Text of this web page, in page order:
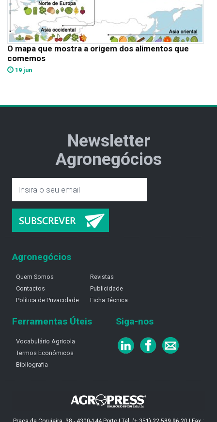
O mapa que mostra a origem dos alimentos que
comemos
19 jun
Newsletter
Agronegócios
Agronegócios
Quem Somos
Contactos
Política de Privacidade
Revistas
Publicidade
Ficha Técnica
Ferramentas Úteis
Vocabulário Agricola
Termos Económicos
Bibliografia
Siga-nos